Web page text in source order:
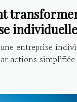
entreprise
actions simplifiée